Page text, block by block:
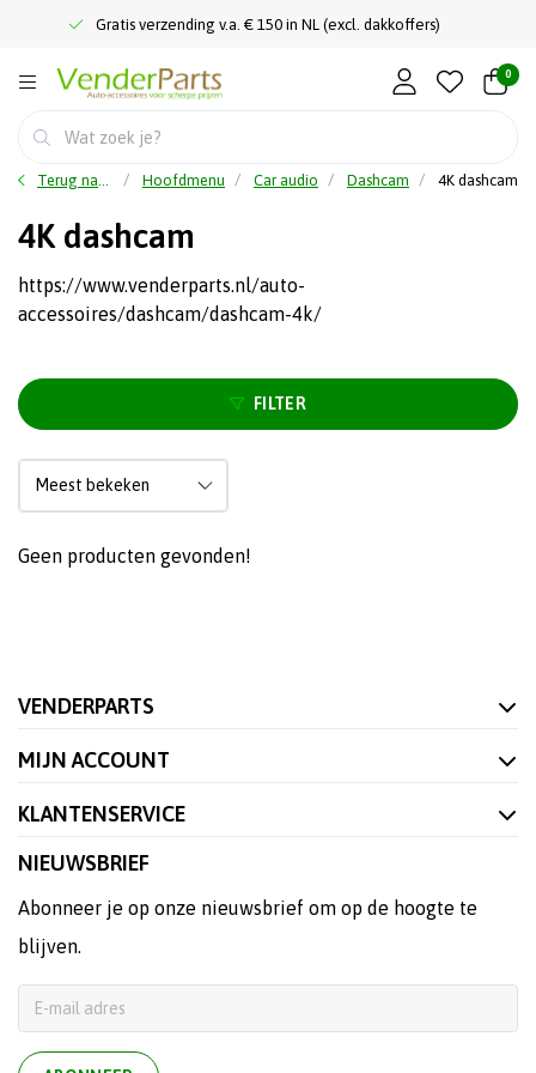
Gratis verzending v.a. € 150 in NL (excl. dakkoffers)
0
Terug naar home Hoofdmenu Car audio Dashcam 4K dashcam
4K dashcam
https://www.venderparts.nl/auto-
accessoires/dashcam/dashcam-4k/
FILTER
Geen producten gevonden!
VENDERPARTS
MIJN ACCOUNT
KLANTENSERVICE
NIEUWSBRIEF
Abonneer je op onze nieuwsbrief om op de hoogte te
blijven.